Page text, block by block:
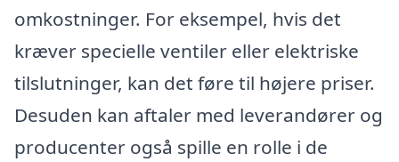
omkostninger. For eksempel, hvis det
kræver specielle ventiler eller elektriske
tilslutninger, kan det føre til højere priser.
Desuden kan aftaler med leverandører og
producenter også spille en rolle i de